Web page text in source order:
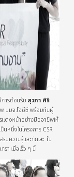
การต้อนรับ สุวภา ศิริ
บมจ.โอซีซี พร้อมทีมผู้
แต่งหน้าอย่างมืออาชีพให้
นึ่งในโครงการ CSR
ริมความรู้และทักษะ ใน
า เมื่อเร็ว ๆ นี้